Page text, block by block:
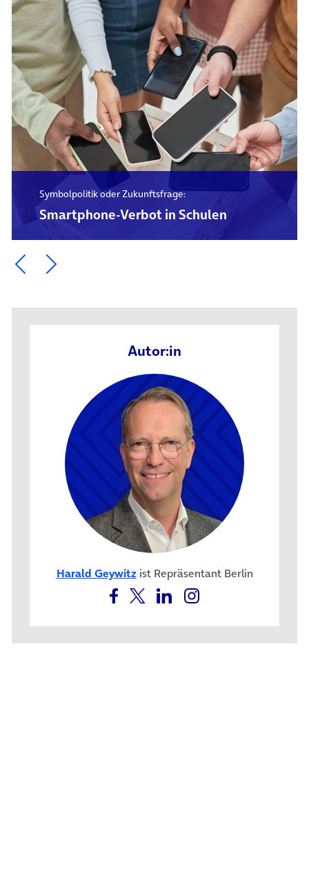
Symbolpolitik oder Zukunftsfrage:
Smartphone-Verbot in Schulen
Ein Element zurück blättern
Ein Element weiter blättern
Autor:in
Harald Geywitzist Repräsentant Berlin